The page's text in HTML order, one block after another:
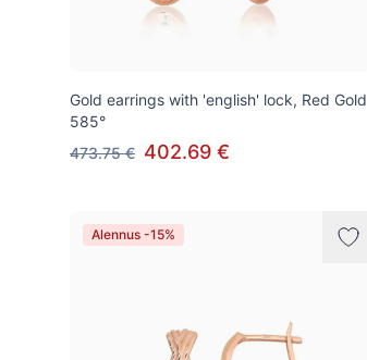
Gold earrings with 'english' lock, Red Gold
585°
473.75 € 402.69 €
Alennus -15%